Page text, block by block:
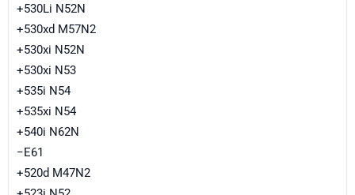
+530Li N52N
+530xd M57N2
+530xi N52N
+530xi N53
+535i N54
+535xi N54
+540i N62N
−E61
+520d M47N2